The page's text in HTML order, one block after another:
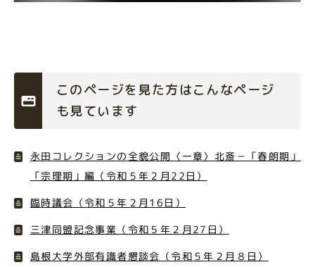
このページを見た方はこんなページ
も見ています
永田コレクションの全貌公開〈一章〉北斎－「春朗期」
「宗理期」編（令和５年２月22日）
臨時議会（令和５年２月16日）
三津同盟記念事業（令和５年２月27日）
島根大学外部有識者懇談会（令和５年２月８日）